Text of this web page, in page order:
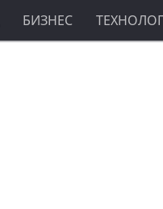
БИЗНЕС